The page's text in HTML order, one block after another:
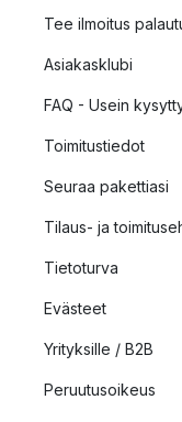
Tee ilmoitus
Asiakasklubi
FAQ - Usein
Toimitustiedot
Seuraa pakettiasi
Tilaus- ja
Tietoturva
Evästeet
Yrityksille / B2B
Peruutusoikeus